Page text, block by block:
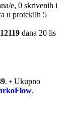
e, 0 skrivenih i
u proteklih 5
12119 dana 20 lis
. • Ukupno
.